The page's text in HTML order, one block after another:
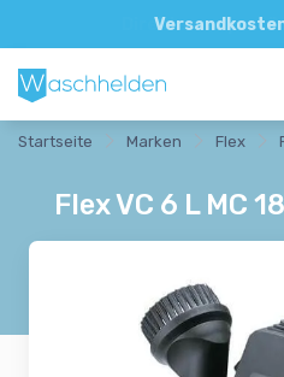
Direkte und
Startseite Marken Flex
Flex VC 6 L MC